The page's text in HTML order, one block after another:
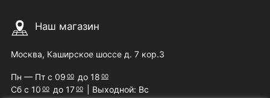
Наш магазин
Москва, Каширское шоссе д. 7 кор.3
Пн — Пт с 09 00 до 18 00
Сб с 10 00 до 1700 | Выходной: Вс